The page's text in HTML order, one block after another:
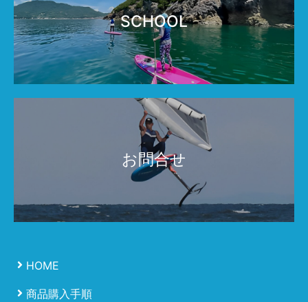
SCHOOL
お問合せ
HOME
商品購入手順